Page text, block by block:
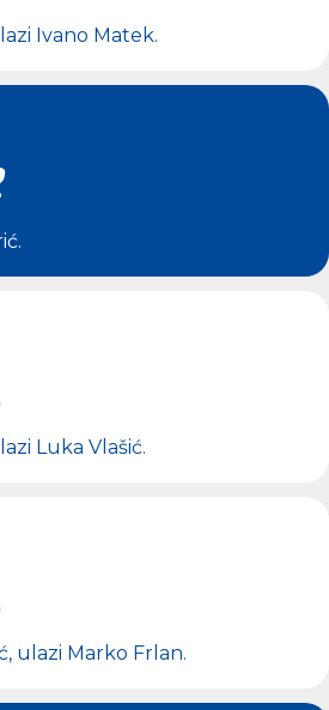
Ivano Matek.
.
Luka Vlašić.
, ulazi Marko Frlan.